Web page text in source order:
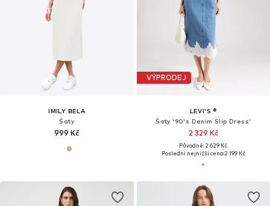
IMILY BELA
Šaty
999 Kč
VÝPRODEJ
LEVI'S ®
Šaty '90's Denim Slip Dress'
2 329 Kč
Původně: 2 629 Kč
Poslední nejnižší cena:2 199 Kč